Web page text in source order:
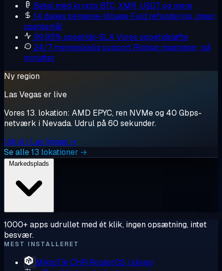
Betal med krypto BTC, XMR, USDT og mere
14 dages pengene-tilbage Fuld refundering, ingen
spørgsmål
99,95% oppetids-SLAVores oppetidsløfte
24/7 menneskelig support Rigtige ingeniører, på
minutter
Ny region
Las Vegas er live
Vores 13. lokation: AMD EPYC, ren NVMe og 40 Gbps-
netværk i Nevada. Udrul på 60 sekunder.
Udrul i Las Vegas →
Se alle 13 lokationer →
1000+ apps udrullet med ét klik, ingen opsætning, intet
besvær.
MEST INSTALLERET
MikroTik CHR RouterOS i skyen